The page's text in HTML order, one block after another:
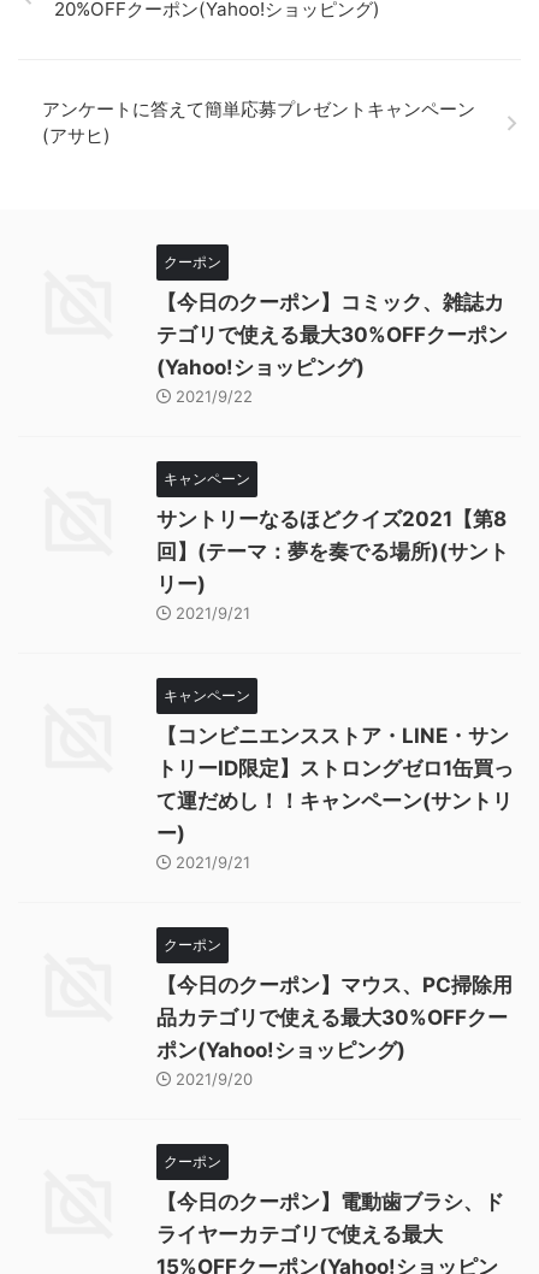
20%OFFクーポン(Yahoo!ショッピング)
アンケートに答えて簡単応募プレゼントキャンペーン
(アサヒ)
クーポン
【今日のクーポン】コミック、雑誌カ
テゴリで使える最大30%OFFクーポン
(Yahoo!ショッピング)
2021/9/22
キャンペーン
サントリーなるほどクイズ2021【第8
回】(テーマ：夢を奏でる場所)(サント
リー)
2021/9/21
キャンペーン
【コンビニエンスストア・LINE・サン
トリーID限定】ストロングゼロ1缶買っ
て運だめし！！キャンペーン(サントリ
ー)
2021/9/21
クーポン
【今日のクーポン】マウス、PC掃除用
品カテゴリで使える最大30%OFFクー
ポン(Yahoo!ショッピング)
2021/9/20
クーポン
【今日のクーポン】電動歯ブラシ、ド
ライヤーカテゴリで使える最大
15%OFFクーポン(Yahoo!ショッピン